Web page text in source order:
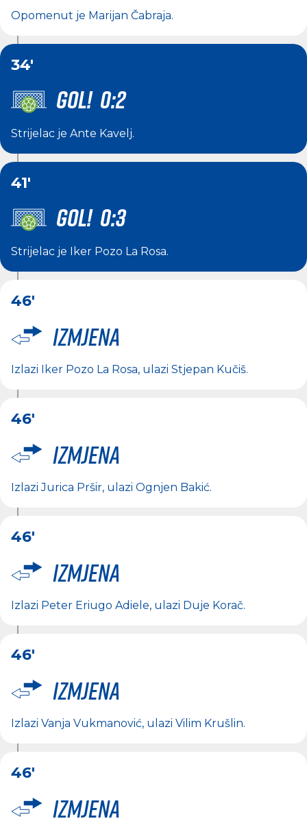
Opomenut je Marijan Čabraja.
34'
GOL! 0:2
Strijelac je Ante Kavelj.
41'
GOL! 0:3
Strijelac je Iker Pozo La Rosa.
46'
Izmjena
Izlazi Iker Pozo La Rosa, ulazi Stjepan Kučiš.
46'
Izmjena
IzlaziJurica Pršir, ulazi Ognjen Bakić.
46'
Izmjena
Izlazi Peter Eriugo Adiele, ulazi Duje Korač.
46'
Izmjena
Izlazi Vanja Vukmanović, ulazi Vilim Krušlin.
46'
Izmjena